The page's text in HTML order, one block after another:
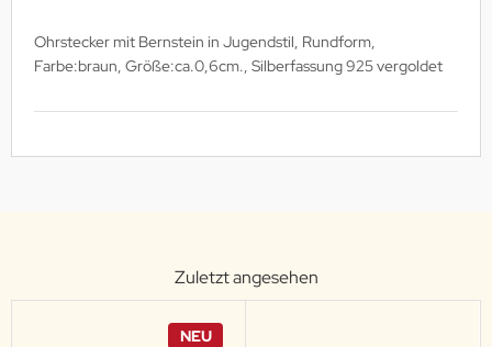
Ohrstecker mit Bernstein in Jugendstil, Rundform,
Farbe:braun, Größe:ca.0,6cm., Silberfassung 925 vergoldet
Zuletzt angesehen
NEU